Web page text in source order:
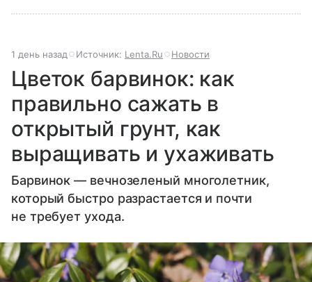
1 день назад Источник: Lenta.Ru Новости
Цветок барвинок: как
правильно сажать в
открытый грунт, как
выращивать и ухаживать
Барвинок — вечнозеленый многолетник,
который быстро разрастается и почти
не требует ухода.